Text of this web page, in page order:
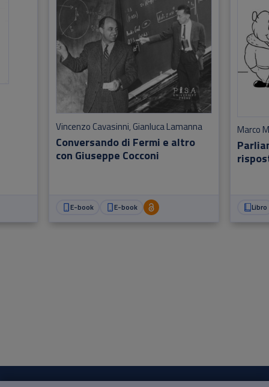
Conversando di Fermi e altro
con Giuseppe Cocconi
Vincenzo Cavasinni, Gianluca Lamanna
E-book E-book
Marco
Libro